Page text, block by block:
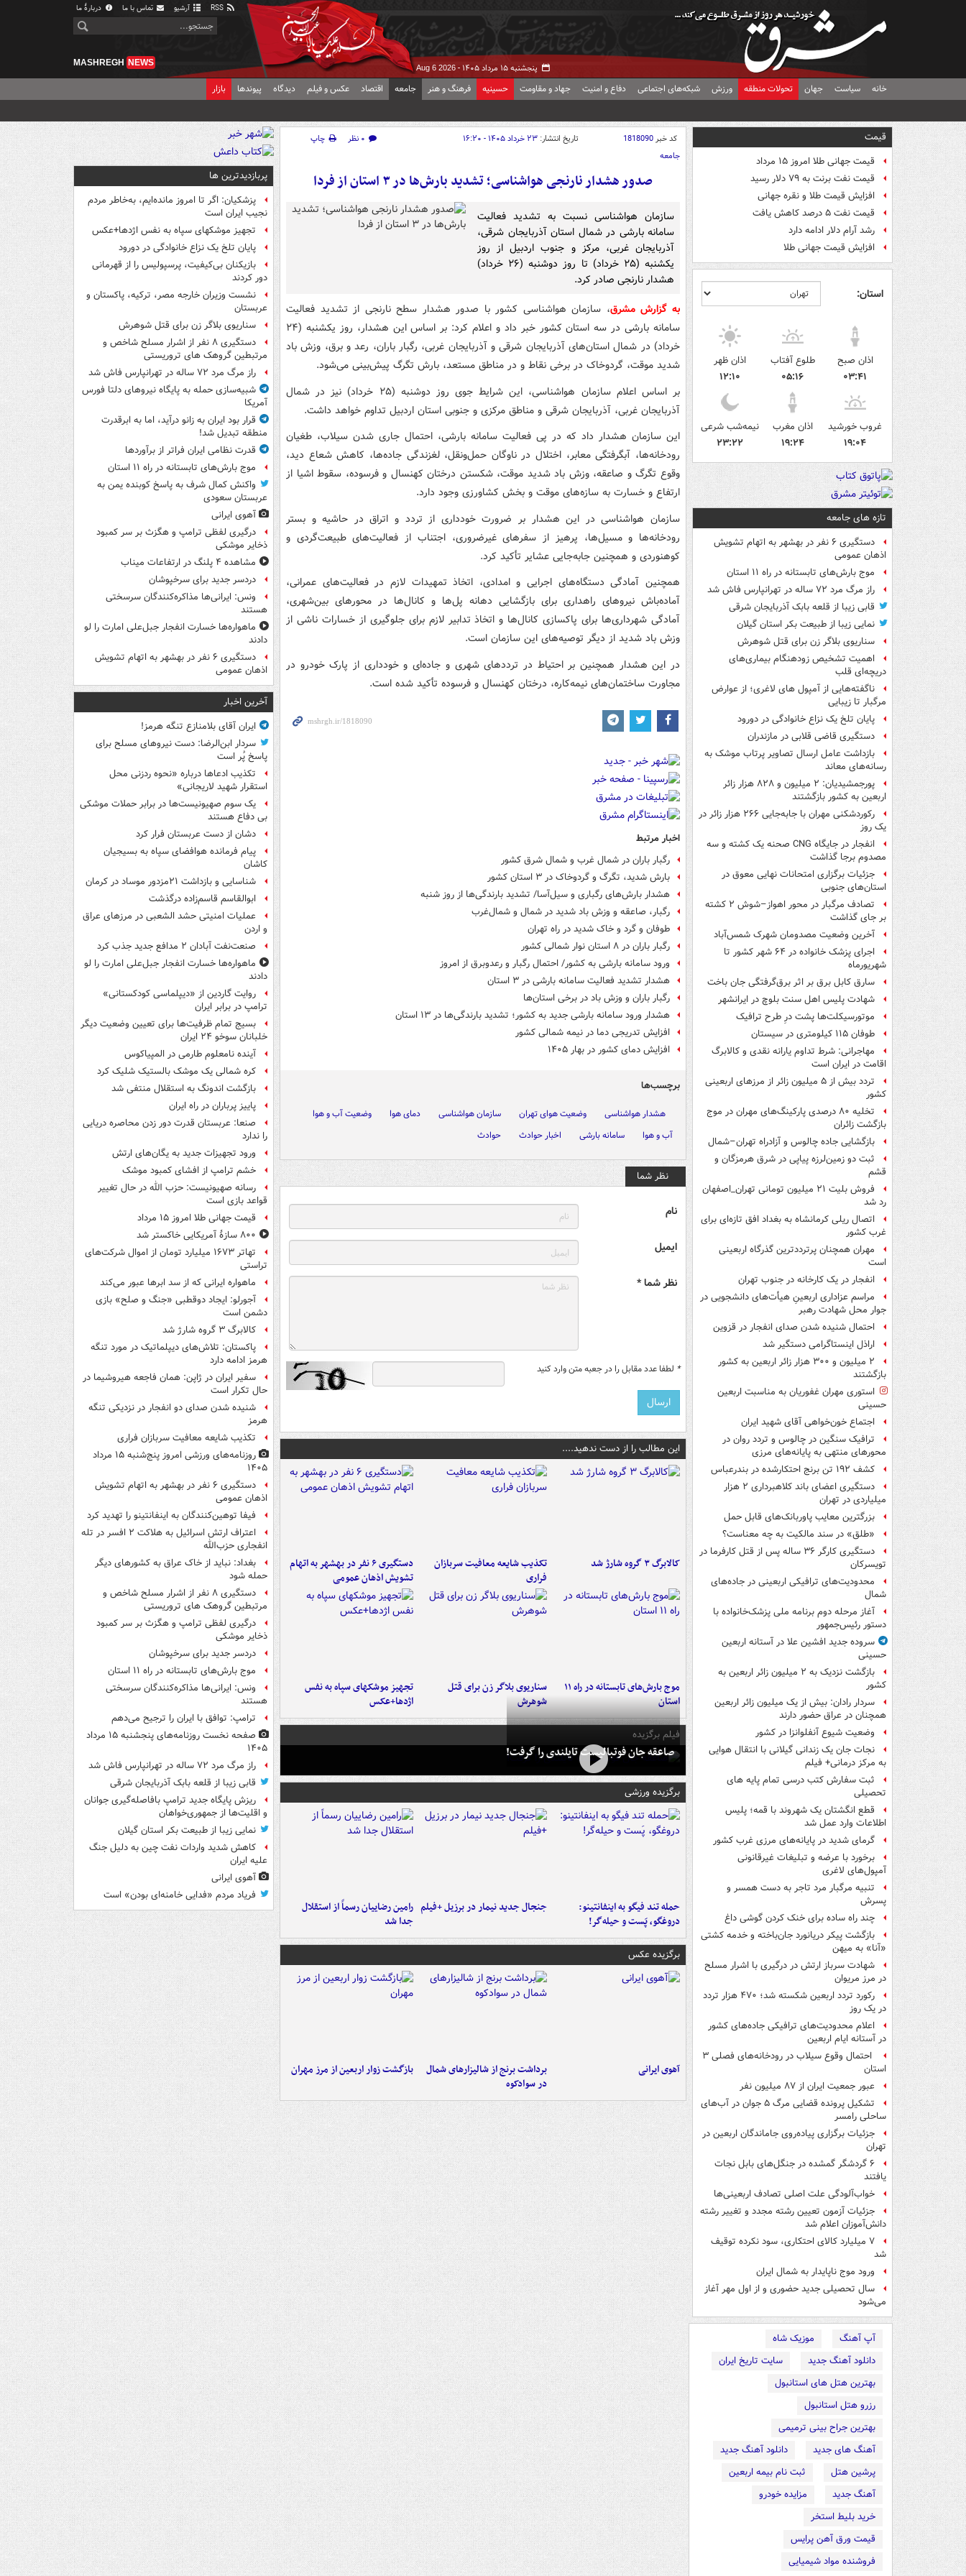
آرشیو تماس با ما دربارهٔ ما
پنجشنبه ۱۵ مرداد ۱۴۰۵ - Aug 6 2026
MASHREGH NEWS
خانه سیاست جهان تحولات منطقه ورزش شبکه‌های اجتماعی دفاع و امنیت جهاد و مقاومت حسینیه فرهنگ و هنر جامعه اقتصاد عکس و فیلم دیدگاه پیوندها بازار
قیمت
قیمت جهانی طلا امروز ۱۵ مرداد
قیمت نفت برنت به ۷۹ دلار رسید
افزایش قیمت طلا و نقره جهانی
قیمت نفت ۵ درصد کاهش یافت
رشد آرام دلار ادامه دارد
افزایش قیمت جهانی طلا
استان:
اذان صبح
۰۳:۴۱
طلوع آفتاب
۰۵:۱۶
اذان ظهر
۱۲:۱۰
غروب خورشید
۱۹:۰۴
اذان مغرب
۱۹:۲۴
نیمه‌شب شرعی
۲۳:۲۲
تازه های جامعه
دستگیری ۶ نفر در بهشهر به اتهام تشویش
اذهان عمومی
موج بارش‌های تابستانه در راه ۱۱ استان
راز مرگ مرد ۷۲ ساله در تهرانپارس فاش شد
قابی زیبا از قلعه بابک آذربایجان شرقی
نمایی زیبا از طبیعت بکر استان گیلان
سناریوی بلاگر زن برای قتل شوهرش
اهمیت تشخیص زودهنگام بیماری‌های
دریچه‌ای قلب
ناگفته‌هایی از آمپول های لاغری؛ از عوارض
مرگبار تا زیبایی
پایان تلخ یک نزاع خانوادگی در دورود
دستگیری قاضی قلابی در مازندران
بازداشت عامل ارسال تصاویر پرتاب موشک به
رسانه‌های معاند
پورجمشیدیان: ۲ میلیون و ۸۲۸ هزار زائر
اربعین به کشور بازگشتند
رکوردشکنی مهران با جابه‌جایی ۲۶۶ هزار زائر در
یک روز
انفجار در جایگاه CNG صحنه یک کشته و سه
مصدوم برجا گذاشت
جزئیات برگزاری امتحانات نهایی معوق در
استان‌های جنوبی
تصادف مرگبار در محور اهواز–شوش ۲ کشته
بر جای گذاشت
آخرین وضعیت مصدومان شهرک شمس‌آباد
اجرای پزشک خانواده در ۶۴ شهر کشور تا
شهریورماه
سارق کابل برق بر اثر برق‌گرفتگی جان باخت
شهادت پلیس اهل سنت بلوچ در ایرانشهر
موتورسیکلت‌ها پشت درِ طرح ترافیک
طوفان ۱۱۵ کیلومتری در سیستان
مهاجرانی: شرط تداوم یارانه نقدی و کالابرگ
اقامت در ایران است
تردد بیش از ۵ میلیون زائر از مرزهای اربعینی
کشور
تخلیه ۸۰ درصدی پارکینگ‌های مهران در موج
بازگشت زائران
بازگشایی جاده چالوس و آزادراه تهران–شمال
ثبت دو زمین‌لرزه پیاپی در شرق هرمزگان و
قشم
فروش بلیت ۲۱ میلیون تومانی تهران_اصفهان
رد شد
اتصال ریلی کرمانشاه به بغداد افق تازه‌ای برای
غرب کشور
مهران همچنان پرترددترین گذرگاه اربعینی
است
انفجار در یک کارخانه در جنوب تهران
مراسم عزاداری اربعینِ هیأت‌های دانشجویی در
جوار محل شهادت رهبر
احتمال شنیده شدن صدای انفجار در قزوین
اراذل اینستاگرامی دستگیر شد
۲ میلیون و ۳۰۰ هزار زائر اربعین به کشور
بازگشتند
استوری مهران غفوریان به مناسبت اربعین
حسینی
اجتماع خون‌خواهی آقای شهید ایران
ترافیک سنگین در چالوس و تردد روان در
محورهای منتهی به پایانه‌های مرزی
کشف ۱۹۲ تن برنج احتکارشده در بندرعباس
دستگیری اعضای باند کلاهبرداری ۲ هزار
میلیاردی در تهران
بزرگترین معایب پاوربانک‌های قابل حمل
«طلق» در سند مالکیت به چه معناست؟
دستگیری کارگر ۳۶ ساله پس از قتل کارفرما در
تویسرکان
محدودیت‌های ترافیکی اربعینی در جاده‌های
شمال‌
آغاز مرحله دوم برنامه ملی پزشک‌خانواده با
دستور رئیس‌جمهور
سروده جدید افشین علا در آستانه اربعین
حسینی
بازگشت نزدیک به ۲ میلیون زائر اربعین به
کشور
سردار رادان: بیش از یک میلیون زائر اربعین
همچنان در عراق حضور دارند
وضعیت شیوع آنفلوانزا در کشور
نجات جان یک زندانی گیلانی با انتقال هوایی
به مرکز درمانی+ فیلم
ثبت سفارش کتب درسی تمام پایه های
تحصیلی
قطع انگشتان یک شهروند با قمه؛ پلیس
اطلاعات وارد عمل شد
گرمای شدید در پایانه‌های مرزی غرب کشور
برخورد با عرضه و تبلیغات غیرقانونی
آمپول‌های لاغری
تنبیه مرگبار مرد تاجر به دست همسر و
پسرش
چند راه‌ ساده برای خنک کردن گوشی داغ
بازگشت پیکر دریانورد جان‌باخته و خدمه کشتی
«آنا» به میهن
شهادت سرباز ارتش در درگیری با اشرار مسلح
در مرز مریوان
رکورد تردد اربعین شکسته شد؛ ۴۷۰ هزار تردد
در یک روز
اعلام محدودیت‌های ترافیکی جاده‌های کشور
در آستانه ایام اربعین
احتمال وقوع سیلاب در رودخانه‌های فصلی ۳
استان
عبور جمعیت ایران از ۸۷ میلیون نفر
تشکیل پرونده قضایی مرگ ۵ جوان در آب‌های
ساحلی رامسر
جزئیات برگزاری پیاده‌روی جاماندگان اربعین در
تهران
۶ گردشگر گمشده در جنگل‌های بابل نجات
یافتند
خواب‌آلودگی علت اصلی تصادف اربعینی‌ها
جزئیات آزمون تعیین رشته مجدد و تغییر رشته
دانش‌آموزان اعلام شد
۷ میلیارد کالای احتکاری، سود نکرده توقیف
شد
ورود موج ناپایدار به شمال ایران
سال تحصیلی جدید حضوری و از اول مهر آغاز
می‌شود
آپ آهنگ
موزیک شاه
دانلود آهنگ جدید
سایت تاریخ ایران
بهترین هتل های استانبول
رزرو هتل استانبول
بهترین جراح بینی ترمیمی
آهنگ های جدید
دانلود آهنگ جدید
پرشین هتل
ثبت نام بیمه اربعین
آهنگ جدید
مزایده خودرو
خرید بلیط استخر
قیمت ورق آهن پرایس
فروشنده مواد شیمیایی
کد خبر1818090 تاریخ انتشار: ۲۳ خرداد ۱۴۰۵ - ۱۶:۲۰ ۰ نظر
چاپ
جامعه
صدور هشدار نارنجی هواشناسی؛ تشدید بارش‌ها در ۳ استان از فردا
سازمان هواشناسی نسبت به تشدید فعالیت
سامانه بارشی در شمال استان آذربایجان شرقی،
آذربایجان غربی، مرکز و جنوب اردبیل از روز
یکشنبه (۲۵ خرداد) تا روز دوشنبه (۲۶ خرداد)
هشدار نارنجی صادر کرد.
به گزارش مشرق، سازمان هواشناسی کشور با صدور هشدار سطح نارنجی از تشدید فعالیت
سامانه بارشی در سه استان کشور خبر داد و اعلام کرد: بر اساس این هشدار، روز یکشنبه (۲۴
خرداد) در شمال استان‌های آذربایجان شرقی و آذربایجان غربی، رگبار باران، رعد و برق، وزش باد
شدید موقت، گردوخاک در برخی نقاط و در مناطق مستعد، بارش تگرگ پیش‌بینی می‌شود.
بر اساس اعلام سازمان هواشناسی، این شرایط جوی روز دوشنبه (۲۵ خرداد) نیز در شمال
آذربایجان غربی، آذربایجان شرقی و مناطق مرکزی و جنوبی استان اردبیل تداوم خواهد داشت.
این سازمان هشدار داد که در پی فعالیت سامانه بارشی، احتمال جاری شدن سیلاب، طغیان
رودخانه‌ها، آبگرفتگی معابر، اختلال در ناوگان حمل‌ونقل، لغزندگی جاده‌ها، کاهش شعاع دید،
وقوع تگرگ و صاعقه، وزش باد شدید موقت، شکستن درختان کهنسال و فرسوده، سقوط اشیا از
ارتفاع و خسارت به سازه‌های موقت و بخش کشاورزی وجود دارد.
سازمان هواشناسی در این هشدار بر ضرورت خودداری از تردد و اتراق در حاشیه و بستر
رودخانه‌ها و مسیل‌ها، پرهیز از سفرهای غیرضروری، اجتناب از فعالیت‌های طبیعت‌گردی و
کوهنوردی و همچنین جابه‌جایی عشایر تأکید کرد.
همچنین آمادگی دستگاه‌های اجرایی و امدادی، اتخاذ تمهیدات لازم در فعالیت‌های عمرانی،
آماده‌باش نیروهای راهداری برای بازگشایی دهانه پل‌ها و کانال‌ها در محورهای بین‌شهری،
آمادگی شهرداری‌ها برای پاکسازی کانال‌ها و اتخاذ تدابیر لازم برای جلوگیری از خسارات ناشی از
وزش باد شدید از دیگر توصیه‌های این سازمان است.
در این هشدار همچنین بر احتیاط در ترددهای شهری و جاده‌ای و خودداری از پارک خودرو در
مجاورت ساختمان‌های نیمه‌کاره، درختان کهنسال و فرسوده تأکید شده است.
اخبار مرتبط
رگبار باران در شمال غرب و شمال شرق کشور
بارش شدید، تگرگ و گردوخاک در ۳ استان کشور
هشدار بارش‌های رگباری و سیل‌آسا/ تشدید بارندگی‌ها از روز شنبه
رگبار، صاعقه و وزش باد شدید در شمال و شمال‌غرب
طوفان و گرد و خاک شدید در راه تهران
رگبار باران در ۸ استان نوار شمالی کشور
ورود سامانه بارشی به کشور/ احتمال رگبار و رعدوبرق از امروز
هشدار تشدید فعالیت سامانه بارشی در ۳ استان
رگبار باران و وزش باد در برخی استان‌ها
هشدار ورود سامانه بارشی جدید به کشور؛ تشدید بارندگی‌ها در ۱۳ استان
افزایش تدریجی دما در نیمه شمالی کشور
افزایش دمای کشور در بهار ۱۴۰۵
برچسب‌ها
هشدار هواشناسی وضعیت هوای تهران سازمان هواشناسی دمای هوا
وضعیت آب و هوا
آب و هوا
سامانه بارشی اخبار حوادث حوادث
نظر شما
نام
ایمیل
نظر شما *
* لطفا عدد مقابل را در جعبه متن وارد کنید
این مطالب را از دست ندهید....
کالابرگ ۳ گروه شارژ شد
تکذیب شایعه معافیت سربازان
فراری
دستگیری ۶ نفر در بهشهر به اتهام
تشویش اذهان عمومی
موج بارش‌های تابستانه در راه ۱۱
استان
سناریوی بلاگر زن برای قتل
شوهرش
تجهیز موشکهای سپاه به نفس
اژدها+عکس
فیلم برگزیده
صاعقه جان فوتبالیست تایلندی را گرفت!
برگزیده ورزشی
حمله تند فیگو به اینفانتینو:
دروغگو، پَست‌ و حیله‌گر!
جنجال جدید نیمار در برزیل +فیلم رامین رضاییان رسماً از استقلال
جدا شد
برگزیده عکس
آهوی ایرانی
برداشت برنج از شالیزارهای شمال
در سوادکوه
بازگشت زوار اربعین از مرز مهران
پربازدیدترین ها
پزشکیان: اگر تا امروز مانده‌ایم، به‌خاطر مردم
نجیب ایران است
تجهیز موشکهای سپاه به نفس اژدها+عکس
پایان تلخ یک نزاع خانوادگی در دورود
بازیکنان بی‌کیفیت، پرسپولیس را از قهرمانی
دور کردند
نشست وزیران خارجه مصر، ترکیه، پاکستان و
عربستان
سناریوی بلاگر زن برای قتل شوهرش
دستگیری ۸ نفر از اشرار مسلح شاخص و
مرتبطین گروهک های تروریستی
راز مرگ مرد ۷۲ ساله در تهرانپارس فاش شد
شبیه‌سازی حمله به پایگاه نیروهای دلتا فورس
آمریکا
قرار بود ایران به زانو درآید، اما به ابرقدرت
منطقه تبدیل شد!
قدرت نظامی ایران فراتر از برآوردها
موج بارش‌های تابستانه در راه ۱۱ استان
واکنش کمال شرف به پاسخ کوبنده یمن به
عربستان سعودی
آهوی ایرانی
درگیری لفظی ترامپ و هگزث بر سر کمبود
ذخایر موشکی
مشاهده ۴ پلنگ در ارتفاعات میناب
دردسر جدید برای سرخپوشان
ونس: ایرانی‌ها مذاکره‌کنندگان سرسختی
هستند
ماهواره‌ها خسارت انفجار جبل‌علی امارت را لو
دادند
دستگیری ۶ نفر در بهشهر به اتهام تشویش
اذهان عمومی
آخرین اخبار
ایران آقای بلامنازع تنگه هرمز!
سردار ابن‌الرضا: دست نیروهای مسلح برای
پاسخ پُر است
تکذیب ادعاها درباره «نحوه ردزنی محل
استقرار شهید لاریجانی»
یک‌ سوم صهیونیست‌ها در برابر حملات موشکی
بی دفاع هستند
دشان از دست عربستان فرار کرد
پیام فرمانده هوافضای سپاه به بسیجیان
کاشان
شناسایی و بازداشت ۲۱مزدور موساد در کرمان
ابوالقاسم قاسم‌زاده درگذشت
عملیات امنیتی حشد الشعبی در مرزهای عراق
و اردن
صنعت‌نفت آبادان ۲ مدافع جدید جذب کرد
ماهواره‌ها خسارت انفجار جبل‌علی امارت را لو
دادند
روایت گاردین از «دیپلماسی کودکستانی»
ترامپ در برابر ایران
بسیج تمام ظرفیت‌ها برای تعیین وضعیت دیگر
خلبانان سوخو ۲۴ ایران
آینده نامعلوم طارمی در المپیاکوس
کره شمالی یک موشک بالستیک شلیک کرد
بازگشت اندونگ به استقلال منتفی شد
پاییز پرباران در راه ایران
صنعا: عربستان قدرت دور زدن محاصره دریایی
را ندارد
ورود تجهیزات جدید به یگان‌های ارتش
خشم ترامپ از افشای کمبود موشک
رسانه صهیونیست: حزب الله در حال تغییر
قواعد بازی است
قیمت جهانی طلا امروز ۱۵ مرداد
۸۰۰ سازۀ آمریکایی خاکستر شد
تهاتر ۱۶۷۳ میلیارد تومان از اموال شرکت‌های
تراستی
ماهواره ایرانی که از سد ابرها عبور می‌کند
آجورلو: ایجاد دوقطبی «جنگ و صلح‌» بازی
دشمن است
کالابرگ ۳ گروه شارژ شد
پاکستان: تلاش‌های دیپلماتیک در مورد تنگه
هرمز ادامه دارد
سفیر ایران در ژاپن: همان فاجعه هیروشیما در
حال تکرار است
شنیده شدن صدای دو انفجار در نزدیکی تنگه
هرمز
تکذیب شایعه معافیت سربازان فراری
روزنامه‌های ورزشی امروز پنج‌شنبه ۱۵ مرداد
۱۴۰۵
دستگیری ۶ نفر در بهشهر به اتهام تشویش
اذهان عمومی
فیفا توهین‌کنندگان به اینفانتینو را تهدید کرد
اعتراف ارتش اسرائیل به هلاکت ۲ افسر در تله
انفجاری حزب‌الله
بغداد: نباید از خاک عراق به کشورهای دیگر
حمله شود
دستگیری ۸ نفر از اشرار مسلح شاخص و
مرتبطین گروهک های تروریستی
درگیری لفظی ترامپ و هگزث بر سر کمبود
ذخایر موشکی
دردسر جدید برای سرخپوشان
موج بارش‌های تابستانه در راه ۱۱ استان
ونس: ایرانی‌ها مذاکره‌کنندگان سرسختی
هستند
ترامپ: توافق با ایران را ترجیح می‌دهم
صفحه نخست روزنامه‌های پنجشنبه ۱۵ مرداد
۱۴۰۵
راز مرگ مرد ۷۲ ساله در تهرانپارس فاش شد
قابی زیبا از قلعه بابک آذربایجان شرقی
ریزش پایگاه جدید ترامپ بافاصله‌گیری جوانان
و اقلیت‌ها از جمهوری‌خواهان
نمایی زیبا از طبیعت بکر استان گیلان
کاهش شدید واردات نفت چین به دلیل جنگ
علیه ایران
آهوی ایرانی
فریاد مردم «فدایی خامنه‌ای بودن» است